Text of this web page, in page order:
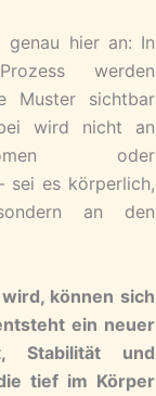
genau hier an: In
werden
Muster sichtbar
wird nicht an
oder
sei es körperlich,
an den
können sich
ein neuer
Stabilität und
tief im Körper